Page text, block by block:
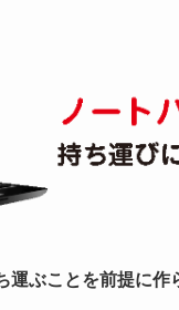
運ぶことを前提に作